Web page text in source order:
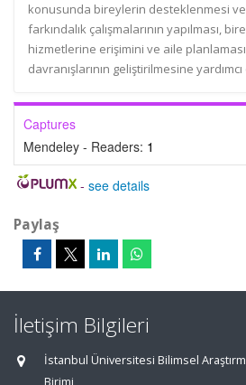
konusunda bireylerin desteklenmesi
farkındalık çalışmalarının yapılması,
hizmetlerine erişimini ve aile
davranışlarının geliştirilmesine yardımcı
Captures
Mendeley - Readers: 1
- see details
Paylaş
İletişim Bilgileri
İstanbul Üniversitesi Bilimsel
Birimi